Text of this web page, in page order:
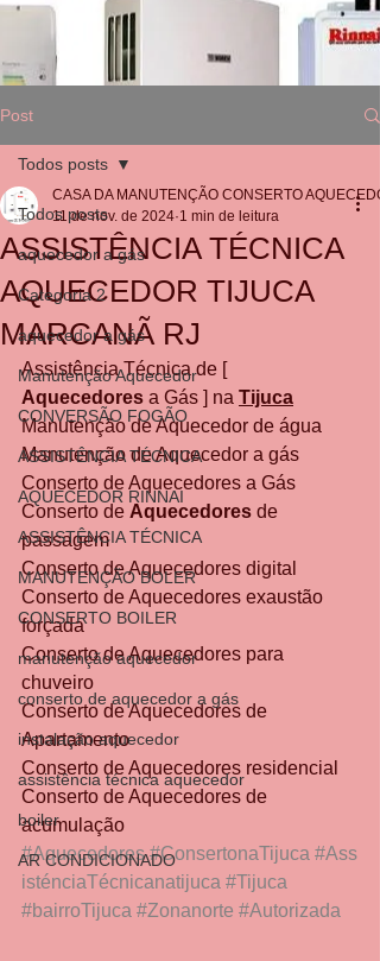
Post
Todos posts
aquecedor a gás
Categoria 2
aquecedor a gás
Manutenção Aquecedor
CONVERSÃO FOGÃO
ASSISTÊNCIA TÉCNICA
AQUECEDOR RINNAI
ASSISTÊNCIA TÉCNICA
MANUTENÇÃO BOLER
CONSERTO BOILER
manutenção aquecedor
conserto de aquecedor a gás
instalação aquecedor
assistência técnica aquecedor
boiler
AR CONDICIONADO
Todos posts
ASSISTÊNCIA TÉCNICA
AQUECEDOR TIJUCA
MARCANÃ RJ
CASA DA MANUTENÇÃO CONSERTO
11 de nov. de 2024 1 min de leitura
Assistência Técnica de [
Aquecedores a Gás ] na Tijuca
Manutenção de Aquecedor de água
Manutenção de Aquecedor a gás
Conserto de Aquecedores a Gás
Conserto de Aquecedores de
passagem
Conserto de Aquecedores digital
Conserto de Aquecedores exaustão
forçada
Conserto de Aquecedores para
chuveiro
Conserto de Aquecedores de
Apartamento
Conserto de Aquecedores residencial
Conserto de Aquecedores de
acumulação
#Aquecedores #ConsertonaTijuca #Ass
isténciaTécnicanatijuca #Tijuca
#bairroTijuca #Zonanorte #Autorizada